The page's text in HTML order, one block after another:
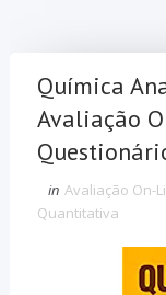
Química
Avaliação
in Avaliação On-
Quantitativa